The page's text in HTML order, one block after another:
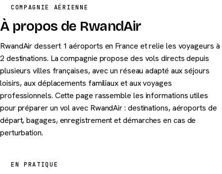
COMPAGNIE AÉRIENNE
À propos de RwandAir
RwandAir dessert 1 aéroports en France et relie les voyageurs à
2 destinations. La compagnie propose des vols directs depuis
plusieurs villes françaises, avec un réseau adapté aux séjours
loisirs, aux déplacements familiaux et aux voyages
professionnels. Cette page rassemble les informations utiles
pour préparer un vol avec RwandAir : destinations, aéroports de
départ, bagages, enregistrement et démarches en cas de
perturbation.
EN PRATIQUE